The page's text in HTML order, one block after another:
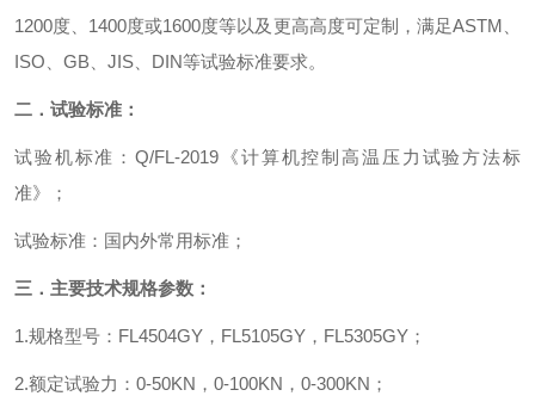
1200度、 1400度或1600度等以及更高高度可定制，满足ASTM
ISO
GB JIS DIN等试验标准要求。
二．试验标准：
试验机标准 ：Q/FL-2019 《计算机控制高温压力试验方法标
准》
；
试验标准 ： 国内外常用标准 ；
三． 主要技术规格参数 ：
1.规格型号 ： FL4504GY ， FL5105GY ， FL5305GY ；
2.额定试验力 ： 0-50KN ， 0-100KN ， 0-300KN ；